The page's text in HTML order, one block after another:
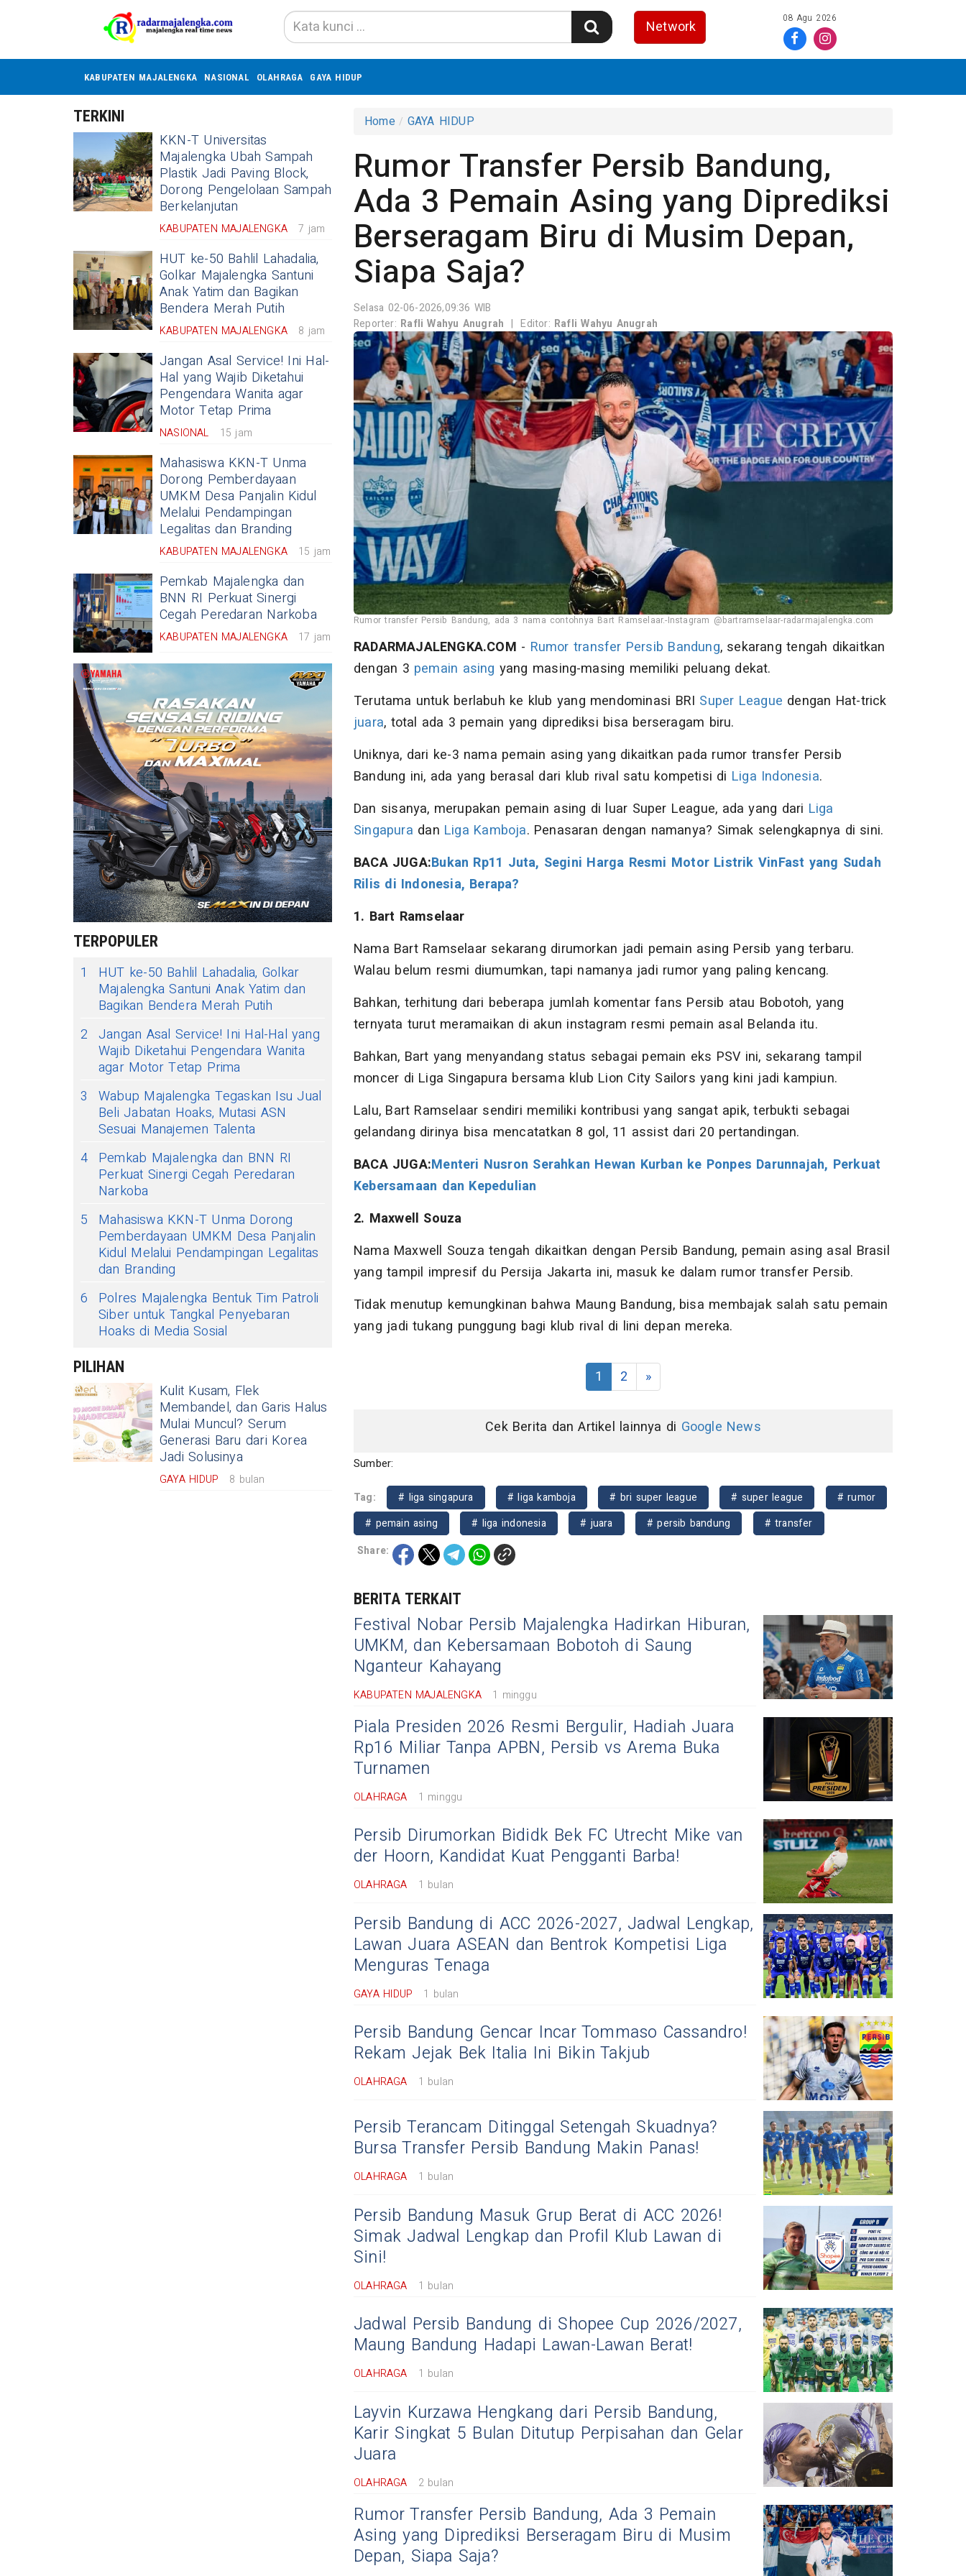
Network 08 Agu 2026
KABUPATEN MAJALENGKA NASIONAL OLAHRAGA GAYA HIDUP
TERKINI
KKN-T Universitas
Majalengka Ubah Sampah
Plastik Jadi Paving Block,
Dorong Pengelolaan Sampah
Berkelanjutan
KABUPATEN MAJALENGKA 7 jam
HUT ke-50 Bahlil Lahadalia,
Golkar Majalengka Santuni
Anak Yatim dan Bagikan
Bendera Merah Putih
KABUPATEN MAJALENGKA 8 jam
Jangan Asal Service! Ini Hal-
Hal yang Wajib Diketahui
Pengendara Wanita agar
Motor Tetap Prima
NASIONAL 15 jam
Mahasiswa KKN-T Unma
Dorong Pemberdayaan
UMKM Desa Panjalin Kidul
Melalui Pendampingan
Legalitas dan Branding
KABUPATEN MAJALENGKA 15 jam
Pemkab Majalengka dan
BNN RI Perkuat Sinergi
Cegah Peredaran Narkoba
KABUPATEN MAJALENGKA 17 jam
TERPOPULER
1
HUT ke-50 Bahlil Lahadalia, Golkar
Majalengka Santuni Anak Yatim dan
Bagikan Bendera Merah Putih
2 Jangan Asal Service! Ini Hal-Hal yang
Wajib Diketahui Pengendara Wanita
agar Motor Tetap Prima
3
Wabup Majalengka Tegaskan Isu Jual
Beli Jabatan Hoaks, Mutasi ASN
Sesuai Manajemen Talenta
4 Pemkab Majalengka dan BNN RI
Perkuat Sinergi Cegah Peredaran
Narkoba
5
Mahasiswa KKN-T Unma Dorong
Pemberdayaan UMKM Desa Panjalin
Kidul Melalui Pendampingan Legalitas
dan Branding
6
Polres Majalengka Bentuk Tim Patroli
Siber untuk Tangkal Penyebaran
Hoaks di Media Sosial
PILIHAN
Kulit Kusam, Flek
Membandel, dan Garis Halus
Mulai Muncul? Serum
Generasi Baru dari Korea
Jadi Solusinya
GAYA HIDUP 8 bulan
Home GAYA HIDUP
Rumor Transfer Persib Bandung,
Ada 3 Pemain Asing yang Diprediksi
Berseragam Biru di Musim Depan,
Siapa Saja?
Selasa 02-06-2026,09:36 WIB
Reporter: Rafli Wahyu Anugrah | Editor: Rafli Wahyu Anugrah
Rumor transfer Persib Bandung, ada 3 nama contohnya Bart Ramselaar.-Instagram @bartramselaar-radarmajalengka.com
RADARMAJALENGKA.COM - Rumor transfer Persib Bandung, sekarang tengah dikaitkan
dengan 3 pemain asing yang masing-masing memiliki peluang dekat.
Terutama untuk berlabuh ke klub yang mendominasi BRI Super League dengan Hat-trick
juara, total ada 3 pemain yang diprediksi bisa berseragam biru.
Uniknya, dari ke-3 nama pemain asing yang dikaitkan pada rumor transfer Persib
Bandung ini, ada yang berasal dari klub rival satu kompetisi di Liga Indonesia.
Dan sisanya, merupakan pemain asing di luar Super League, ada yang dari Liga
Singapura dan Liga Kamboja. Penasaran dengan namanya? Simak selengkapnya di sini.
BACA JUGA:Bukan Rp11 Juta, Segini Harga Resmi Motor Listrik VinFast yang Sudah
Rilis di Indonesia, Berapa?
1. Bart Ramselaar
Nama Bart Ramselaar sekarang dirumorkan jadi pemain asing Persib yang terbaru.
Walau belum resmi diumumkan, tapi namanya jadi rumor yang paling kencang.
Bahkan, terhitung dari beberapa jumlah komentar fans Persib atau Bobotoh, yang
ternyata turut meramaikan di akun instagram resmi pemain asal Belanda itu.
Bahkan, Bart yang menyandang status sebagai pemain eks PSV ini, sekarang tampil
moncer di Liga Singapura bersama klub Lion City Sailors yang kini jadi kampiun.
Lalu, Bart Ramselaar sendiri memiliki kontribusi yang sangat apik, terbukti sebagai
gelandang dirinya bisa mencatatkan 8 gol, 11 assist dari 20 pertandingan.
BACA JUGA:Menteri Nusron Serahkan Hewan Kurban ke Ponpes Darunnajah, Perkuat
Kebersamaan dan Kepedulian
2. Maxwell Souza
Nama Maxwell Souza tengah dikaitkan dengan Persib Bandung, pemain asing asal Brasil
yang tampil impresif du Persija Jakarta ini, masuk ke dalam rumor transfer Persib.
Tidak menutup kemungkinan bahwa Maung Bandung, bisa membajak salah satu pemain
yang jadi tukang punggung bagi klub rival di lini depan mereka.
1 2 »
Cek Berita dan Artikel lainnya di Google News
Sumber:
Tag: # liga singapura # liga kamboja # bri super league # super league
# rumor
# pemain asing
# liga indonesia # juara # persib bandung
# transfer
Share:
BERITA TERKAIT
Festival Nobar Persib Majalengka Hadirkan Hiburan,
UMKM, dan Kebersamaan Bobotoh di Saung
Nganteur Kahayang
KABUPATEN MAJALENGKA 1 minggu
Piala Presiden 2026 Resmi Bergulir, Hadiah Juara
Rp16 Miliar Tanpa APBN, Persib vs Arema Buka
Turnamen
OLAHRAGA 1 minggu
Persib Dirumorkan Bididk Bek FC Utrecht Mike van
der Hoorn, Kandidat Kuat Pengganti Barba!
OLAHRAGA 1 bulan
Persib Bandung di ACC 2026-2027, Jadwal Lengkap,
Lawan Juara ASEAN dan Bentrok Kompetisi Liga
Menguras Tenaga
GAYA HIDUP 1 bulan
Persib Bandung Gencar Incar Tommaso Cassandro!
Rekam Jejak Bek Italia Ini Bikin Takjub
OLAHRAGA 1 bulan
Persib Terancam Ditinggal Setengah Skuadnya?
Bursa Transfer Persib Bandung Makin Panas!
OLAHRAGA 1 bulan
Persib Bandung Masuk Grup Berat di ACC 2026!
Simak Jadwal Lengkap dan Profil Klub Lawan di
Sini!
OLAHRAGA 1 bulan
Jadwal Persib Bandung di Shopee Cup 2026/2027,
Maung Bandung Hadapi Lawan-Lawan Berat!
OLAHRAGA 1 bulan
Layvin Kurzawa Hengkang dari Persib Bandung,
Karir Singkat 5 Bulan Ditutup Perpisahan dan Gelar
Juara
OLAHRAGA 2 bulan
Rumor Transfer Persib Bandung, Ada 3 Pemain
Asing yang Diprediksi Berseragam Biru di Musim
Depan, Siapa Saja?